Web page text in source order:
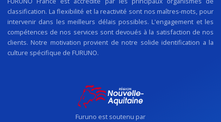
classification. La flexibilité et la reactivité sont nos maîtres-mots, pour
intervenir dans les meilleurs délais possibles. L'engagement et les
compétences de nos services sont devoués à la satisfaction de nos
clients. Notre motivation provient de notre solide identification a la
culture spécifique de FURUNO.
Furuno est soutenu par